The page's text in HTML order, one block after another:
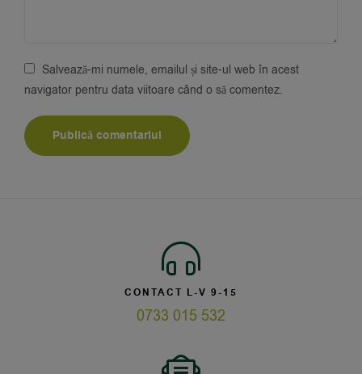
Salvează-mi numele, emailul și site-ul web în acest
navigator pentru data viitoare când o să comentez.
CONTACT L-V 9-15
0733 015 532